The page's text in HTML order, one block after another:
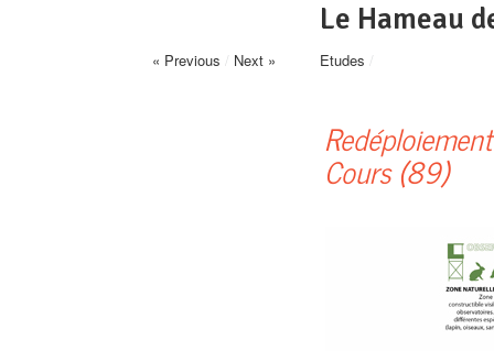
Le Hameau
« Previous / Next » Etudes /
Cours (89)